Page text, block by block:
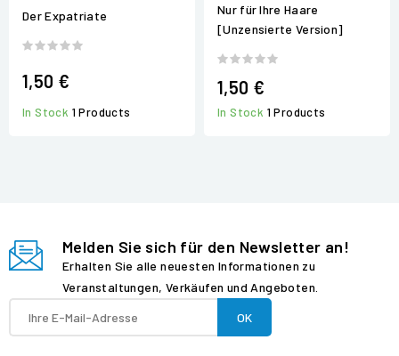
Der Expatriate
1,50 €
In Stock 1 Products
Nur für Ihre Haare
[Unzensierte Version]
1,50 €
In Stock 1 Products
Melden Sie sich für den Newsletter an!
Erhalten Sie alle neuesten Informationen zu
Veranstaltungen, Verkäufen und Angeboten.